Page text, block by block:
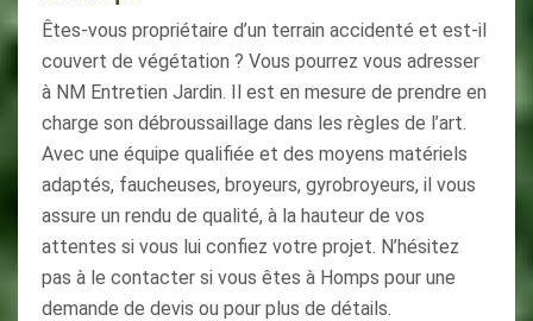
Êtes-vous propriétaire d’un terrain accidenté et est-il
couvert de végétation ? Vous pourrez vous adresser
à NM Entretien Jardin. Il est en mesure de prendre en
charge son débroussaillage dans les règles de l’art.
Avec une équipe qualifiée et des moyens matériels
adaptés, faucheuses, broyeurs, gyrobroyeurs, il vous
assure un rendu de qualité, à la hauteur de vos
attentes si vous lui confiez votre projet. N’hésitez
pas à le contacter si vous êtes à Homps pour une
demande de devis ou pour plus de détails.